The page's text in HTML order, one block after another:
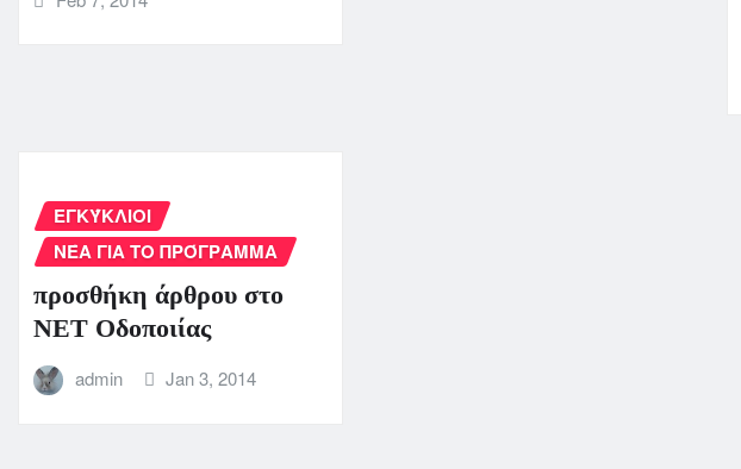
ΕΓΚΎΚΛΙΟΙ
ΝΈΑ ΓΙΑ ΤΟ ΠΡΌΓΡΑΜΜΑ
προσθήκη άρθρου στο
ΝΕΤ Οδοποιίας
admin Jan 3, 2014